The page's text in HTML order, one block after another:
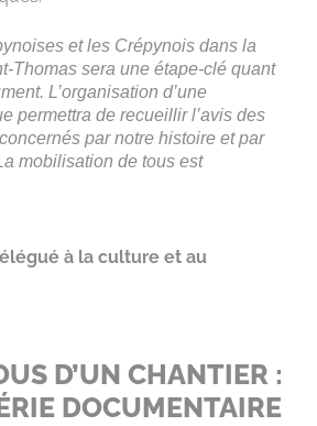
et les Crépynois dans la
Thomas sera une étape-clé quant
L’organisation d’une
permettra de recueillir l’avis des
par notre histoire et par
mobilisation de tous est
à la culture et au
D’UN CHANTIER :
DOCUMENTAIRE